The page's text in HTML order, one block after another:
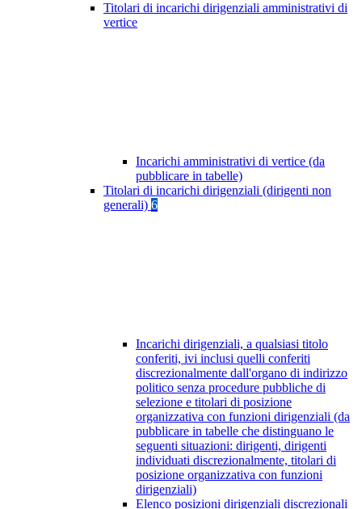
Titolari di incarichi dirigenziali amministrativi di
vertice
Incarichi amministrativi di vertice (da
pubblicare in tabelle)
Titolari di incarichi dirigenziali (dirigenti non
generali) 6
Incarichi dirigenziali, a qualsiasi titolo
conferiti, ivi inclusi quelli conferiti
discrezionalmente dall'organo di indirizzo
politico senza procedure pubbliche di
selezione e titolari di posizione
organizzativa con funzioni dirigenziali (da
pubblicare in tabelle che distinguano le
seguenti situazioni: dirigenti, dirigenti
individuati discrezionalmente, titolari di
posizione organizzativa con funzioni
dirigenziali)
Elenco posizioni dirigenziali discrezionali